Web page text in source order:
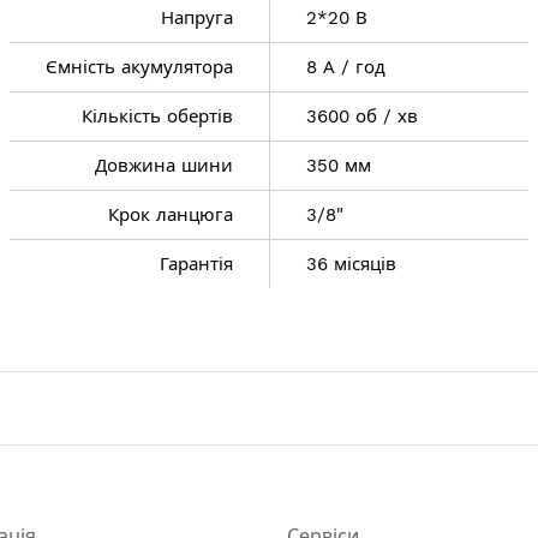
Напруга 2*20 В
Ємність акумулятора 8 А / год
Кількість обертів 3600 об / хв
Довжина шини 350 мм
Крок ланцюга 3/8"
Гарантія 36 місяців